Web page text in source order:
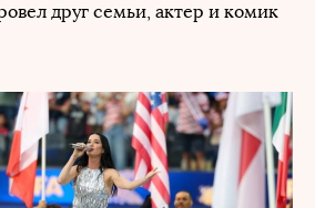
друг семьи, актер и комик